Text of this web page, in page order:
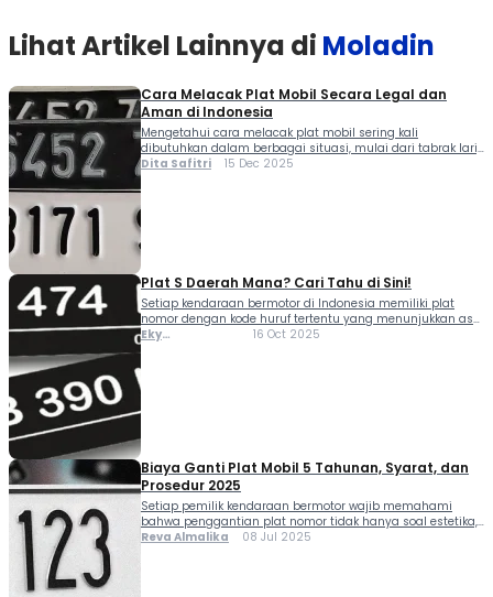
Lihat Artikel Lainnya di Moladin
Cara Melacak Plat Mobil Secara Legal dan
Aman di Indonesia
Mengetahui cara melacak plat mobil sering kali
dibutuhkan dalam berbagai situasi, mulai dari tabrak lari,
penipuan jual beli kendaraan, hingga sekadar
Dita Safitri 15 Dec 2025
Plat S Daerah Mana? Cari Tahu di Sini!
Setiap kendaraan bermotor di Indonesia memiliki plat
nomor dengan kode huruf tertentu yang menunjukkan asal
wilayah pendaftarannya. Salah satu kode yang sering
Eky
16 Oct 2025
Biaya Ganti Plat Mobil 5 Tahunan, Syarat, dan
Prosedur 2025
Setiap pemilik kendaraan bermotor wajib memahami
bahwa penggantian plat nomor tidak hanya soal estetika,
tetapi juga bagian dari kepatuhan hukum. Salah satu
Reva Almalika 08 Jul 2025